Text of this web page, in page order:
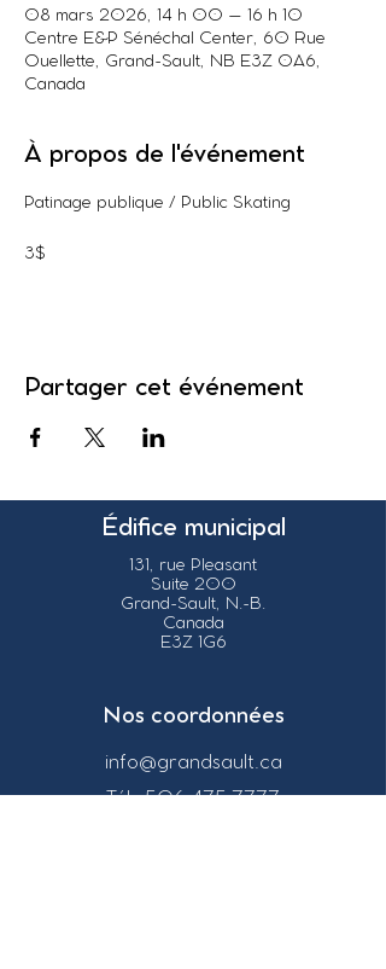
08 mars 2026, 14 h 00 – 16 h 10
Centre E&P Sénéchal Center, 60 Rue
Ouellette, Grand-Sault, NB E3Z 0A6,
Canada
À propos de l'événement
Patinage publique / Public Skating
3$
Partager cet événement
Édifice municipal
131, rue Pleasant
Suite 200
Grand-Sault, N.-B.
Canada
E3Z 1G6
Nos coordonnées
info@grandsault.ca
Tél.:506.475.7777